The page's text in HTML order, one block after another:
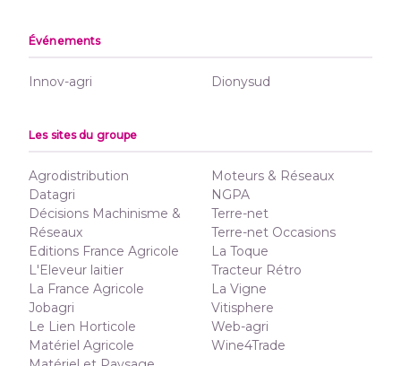
Événements
Innov-agri Dionysud
Les sites du groupe
Agrodistribution
Datagri
Décisions Machinisme &
Réseaux
Editions France Agricole
L'Eleveur laitier
La France Agricole
Jobagri
Le Lien Horticole
Matériel Agricole
Moteurs & Réseaux
NGPA
Terre-net
Terre-net Occasions
La Toque
Tracteur Rétro
La Vigne
Vitisphere
Web-agri
Wine4Trade